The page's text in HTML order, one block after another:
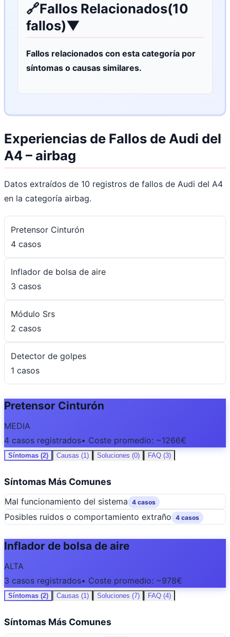
🔗Fallos Relacionados(10
fallos)▼
Fallos relacionados con esta categoría por
síntomas o causas similares.
Experiencias de Fallos de Audi del
A4 – airbag
Datos extraídos de 10 registros de fallos de Audi del A4
en la categoría airbag.
Pretensor Cinturón
4 casos
Inflador de bolsa de aire
3 casos
Módulo Srs
2 casos
Detector de golpes
1 casos
Pretensor Cinturón
MEDIA
4 casos registrados• Coste promedio: ~1266€
Síntomas (2) Causas (1) Soluciones (0) FAQ (3)
Síntomas Más Comunes
Mal funcionamiento del sistema 4 casos
Posibles ruidos o comportamiento extraño 4 casos
Inflador de bolsa de aire
ALTA
3 casos registrados• Coste promedio: ~978€
Síntomas (2) Causas (1) Soluciones (7) FAQ (4)
Síntomas Más Comunes